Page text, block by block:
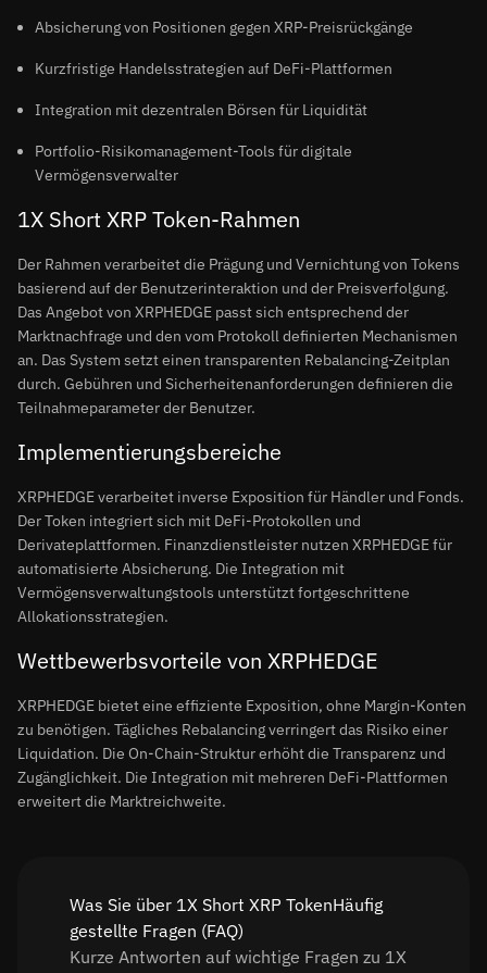
Absicherung von Positionen gegen XRP-Preisrückgänge
Kurzfristige Handelsstrategien auf DeFi-Plattformen
Integration mit dezentralen Börsen für Liquidität
Portfolio-Risikomanagement-Tools für digitale
Vermögensverwalter
1X Short XRP Token-Rahmen
Der Rahmen verarbeitet die Prägung und Vernichtung von Tokens
basierend auf der Benutzerinteraktion und der Preisverfolgung.
Das Angebot von XRPHEDGE passt sich entsprechend der
Marktnachfrage und den vom Protokoll definierten Mechanismen
an. Das System setzt einen transparenten Rebalancing-Zeitplan
durch. Gebühren und Sicherheitenanforderungen definieren die
Teilnahmeparameter der Benutzer.
Implementierungsbereiche
XRPHEDGE verarbeitet inverse Exposition für Händler und Fonds.
Der Token integriert sich mit DeFi-Protokollen und
Derivateplattformen. Finanzdienstleister nutzen XRPHEDGE für
automatisierte Absicherung. Die Integration mit
Vermögensverwaltungstools unterstützt fortgeschrittene
Allokationsstrategien.
Wettbewerbsvorteile von XRPHEDGE
XRPHEDGE bietet eine effiziente Exposition, ohne Margin-Konten
zu benötigen. Tägliches Rebalancing verringert das Risiko einer
Liquidation. Die On-Chain-Struktur erhöht die Transparenz und
Zugänglichkeit. Die Integration mit mehreren DeFi-Plattformen
erweitert die Marktreichweite.
Was Sie über 1X Short XRP TokenHäufig
gestellte Fragen (FAQ)
Kurze Antworten auf wichtige Fragen zu 1X